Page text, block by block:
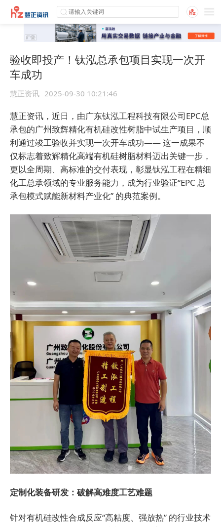
验收即投产！钛泓总承包项目实现一次开
车成功
慧正资讯 2025-09-30 10:21:46
慧正资讯，近日，由广东钛泓工程科技有限公司EPC总
承包的广州致辉精化有机硅改性树脂中试生产项目，顺
利通过竣工验收并实现一次开车成功—— 这一成果不
仅标志着致辉精化高端有机硅树脂材料迈出关键一步，
更以全周期、高标准的交付表现，彰显钛泓工程在精细
化工总承领域的专业服务能力，成为行业验证“EPC 总
承包模式赋能新材料产业化” 的典范案例。
定制化装备研发：破解高难度工艺难题
针对有机硅改性合成反应“高粘度、强放热” 的行业技术